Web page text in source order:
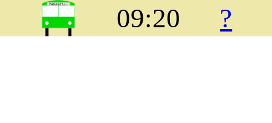
09:20 ?